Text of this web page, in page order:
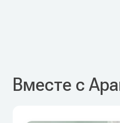
Вместе с